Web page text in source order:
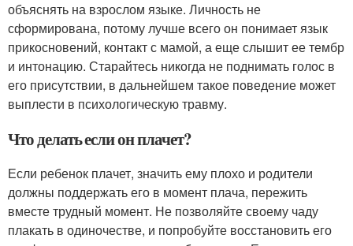
объяснять на взрослом языке. Личность не
сформирована, потому лучше всего он понимает язык
прикосновений, контакт с мамой, а еще слышит ее тембр
и интонацию. Старайтесь никогда не поднимать голос в
его присутствии, в дальнейшем такое поведение может
выплести в психологическую травму.
Что делать если он плачет?
Если ребенок плачет, значить ему плохо и родители
должны поддержать его в момент плача, пережить
вместе трудный момент. Не позволяйте своему чаду
плакать в одиночестве, и попробуйте восстановить его